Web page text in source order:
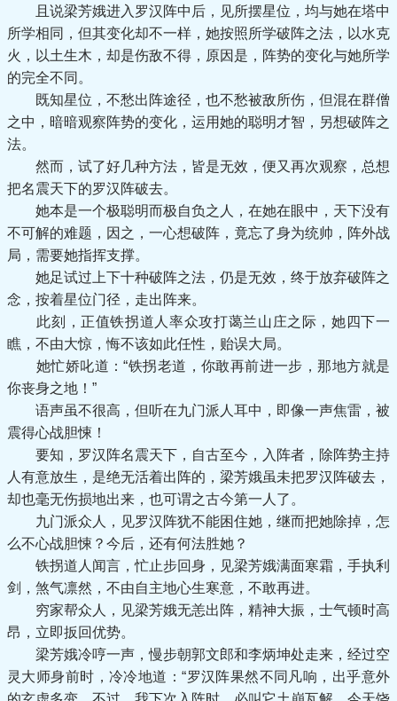
且说梁芳娥进入罗汉阵中后，见所摆星位，均与她在塔中
所学相同，但其变化却不一样，她按照所学破阵之法，以水克
火，以土生木，却是伤敌不得，原因是，阵势的变化与她所学
的完全不同。
既知星位，不愁出阵途径，也不愁被敌所伤，但混在群僧
之中，暗暗观察阵势的变化，运用她的聪明才智，另想破阵之
法。
然而，试了好几种方法，皆是无效，便又再次观察，总想
把名震天下的罗汉阵破去。
她本是一个极聪明而极自负之人，在她在眼中，天下没有
不可解的难题，因之，一心想破阵，竟忘了身为统帅，阵外战
局，需要她指挥支撑。
她足试过上下十种破阵之法，仍是无效，终于放弃破阵之
念，按着星位门径，走出阵来。
此刻，正值铁拐道人率众攻打蔼兰山庄之际，她四下一
瞧，不由大惊，悔不该如此任性，贻误大局。
她忙娇叱道：“铁拐老道，你敢再前进一步，那地方就是
你丧身之地！”
语声虽不很高，但听在九门派人耳中，即像一声焦雷，被
震得心战胆悚！
要知，罗汉阵名震天下，自古至今，入阵者，除阵势主持
人有意放生，是绝无活着出阵的，梁芳娥虽未把罗汉阵破去，
却也毫无伤损地出来，也可谓之古今第一人了。
九门派众人，见罗汉阵犹不能困住她，继而把她除掉，怎
么不心战胆悚？今后，还有何法胜她？
铁拐道人闻言，忙止步回身，见梁芳娥满面寒霜，手执利
剑，煞气凛然，不由自主地心生寒意，不敢再进。
穷家帮众人，见梁芳娥无恙出阵，精神大振，士气顿时高
昂，立即扳回优势。
梁芳娥冷哼一声，慢步朝郭文郎和李炳坤处走来，经过空
灵大师身前时，冷冷地道：“罗汉阵果然不同凡响，出乎意外